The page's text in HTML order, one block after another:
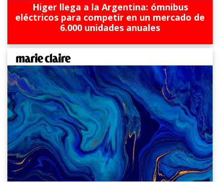
Higer llega a la Argentina: ómnibus
eléctricos para competir en un mercado de
6.000 unidades anuales